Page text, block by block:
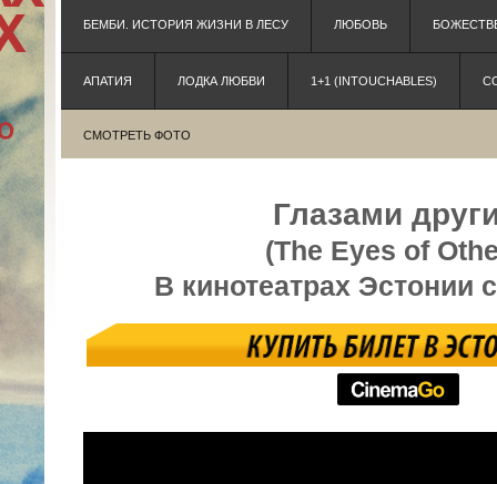
БЕМБИ. ИСТОРИЯ ЖИЗНИ В ЛЕСУ ЛЮБОВЬ
АПАТИЯ ЛОДКА ЛЮБВИ 1+1 (INTOUCHABLES)
СМОТРЕТЬ ФОТО
Глазами
(The Eyes of
В кинотеатрах Эстонии